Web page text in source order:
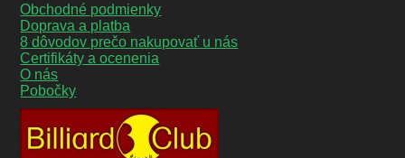
Obchodné podmienky
Doprava a platba
8 dôvodov prečo nakupovať u nás
Certifikáty a ocenenia
O nás
Pobočky